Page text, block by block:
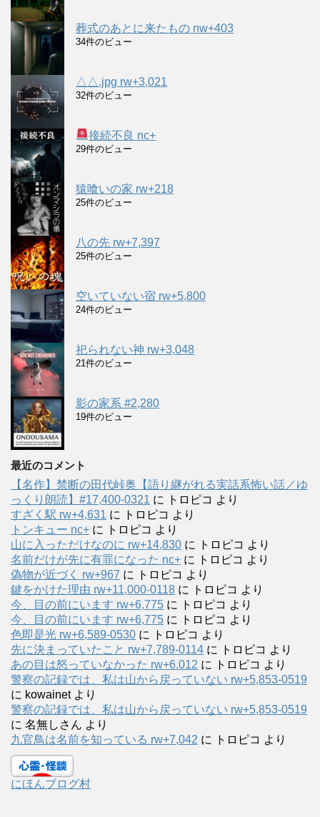
葬式のあとに来たもの nw+403
34件のビュー
△△.jpg rw+3,021
32件のビュー
接続不良 nc+
29件のビュー
猿喰いの家 rw+218
25件のビュー
八の先 rw+7,397
25件のビュー
空いていない宿 rw+5,800
24件のビュー
祀られない神 rw+3,048
21件のビュー
影の家系 #2,280
19件のビュー
最近のコメント
【名作】禁断の田代峠奥【語り継がれる実話系怖い話／ゆ
っくり朗読】#17,400-0321 に トロピコ より
すざく駅 rw+4,631 に トロピコ より
トンキュー nc+ に トロピコ より
山に入っただけなのに rw+14,830 に トロピコ より
名前だけが先に有罪になった nc+ に トロピコ より
偽物が近づく rw+967 に トロピコ より
鍵をかけた理由 rw+11,000-0118 に トロピコ より
今、目の前にいます rw+6,775 に トロピコ より
今、目の前にいます rw+6,775 に トロピコ より
色即是光 rw+6,589-0530 に トロピコ より
先に決まっていたこと rw+7,789-0114 に トロピコ より
あの目は怒っていなかった rw+6.012 に トロピコ より
警察の記録では、私は山から戻っていない rw+5,853-0519
に kowainetより
警察の記録では、私は山から戻っていない rw+5,853-0519
に 名無しさん より
九官鳥は名前を知っている rw+7,042 に トロピコ より
にほんブログ村